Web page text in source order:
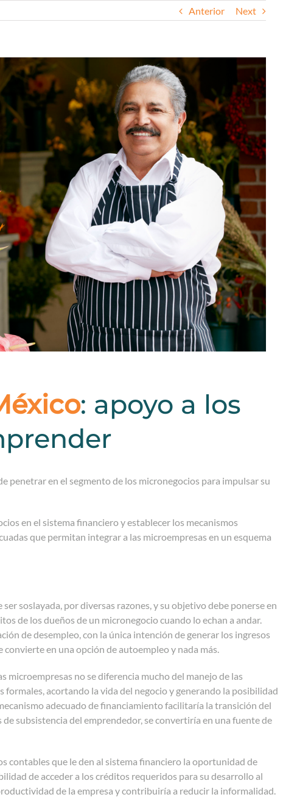
Anterior Next
: apoyo a los
penetrar en el segmento de los micronegocios para impulsar su
en el sistema financiero y establecer los mecanismos
que permitan integrar a las microempresas en un esquema
soslayada, por diversas razones, y su objetivo debe ponerse en
de los dueños de un micronegocio cuando lo echan a andar.
de desempleo, con la única intención de generar los ingresos
en una opción de autoempleo y nada más.
microempresas no se diferencia mucho del manejo de las
acortando la vida del negocio y generando la posibilidad
adecuado de financiamiento facilitaría la transición del
subsistencia del emprendedor, se convertiría en una fuente de
contables que le den al sistema financiero la oportunidad de
de acceder a los créditos requeridos para su desarrollo al
de la empresa y contribuiría a reducir la informalidad.